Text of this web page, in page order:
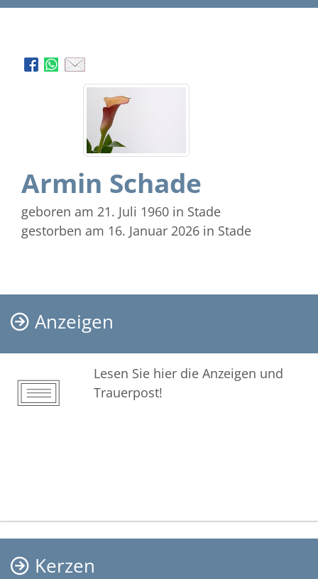
Armin Schade
geboren am 21. Juli 1960 in Stade
gestorben am 16. Januar 2026 in Stade
Anzeigen
Lesen Sie hier die Anzeigen und
Trauerpost!
Kerzen